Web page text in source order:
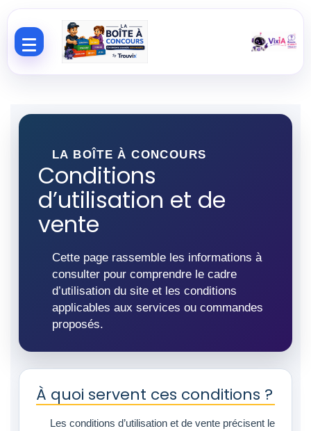
LA BOÎTE À CONCOURS
Conditions
d’utilisation et de
vente
Cette page rassemble les informations à
consulter pour comprendre le cadre
d’utilisation du site et les conditions
applicables aux services ou commandes
proposés.
À quoi servent ces conditions ?
Les conditions d’utilisation et de vente précisent le